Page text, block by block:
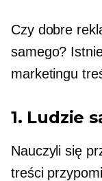
Czy dobre
samego?
marketingu
1. Ludzie
Nauczyli się
treści